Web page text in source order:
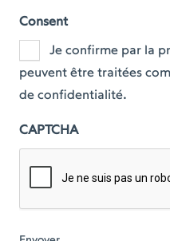
Consent
Je confirme par la
peuvent être traitées
de confidentialité.
CAPTCHA